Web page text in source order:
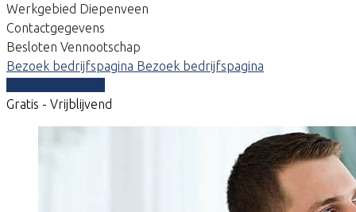
Werkgebied Diepenveen
Contactgegevens
Besloten Vennootschap
Bezoek bedrijfspagina Bezoek bedrijfspagina
Gratis - Vrijblijvend